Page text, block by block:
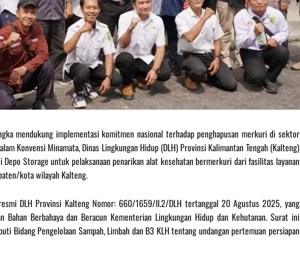
mendukung implementasi komitmen nasional terhadap penghapusan merkuri di sektor
Konvensi Minamata, Dinas Lingkungan Hidup (DLH) Provinsi Kalimantan Tengah (Kalteng)
Depo Storage untuk pelaksanaan penarikan alat kesehatan bermerkuri dari fasilitas layanan
kota wilayah Kalteng.
DLH Provinsi Kalteng Nomor: 660/1659/II.2/DLH tertanggal 20 Agustus 2025, yang
Bahan Berbahaya dan Beracun Kementerian Lingkungan Hidup dan Kehutanan. Surat ini
Bidang Pengelolaan Sampah, Limbah dan B3 KLH tentang undangan pertemuan persiapan